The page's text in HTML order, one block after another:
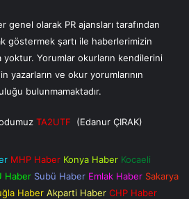
genel olarak PR ajansları tarafından
göstermek şartı ile haberlerimizin
yoktur. Yorumlar okurların kendilerini
yazarların ve okur yorumlarının
bulunmamaktadır.
TA2UTF (Edanur ÇIRAK)
MHP Haber Konya Haber Kocaeli
Haber Subü Haber Emlak Haber Sakarya
Haber Akparti Haber CHP Haber